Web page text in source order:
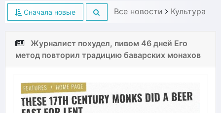
Сначала новые Все новости Культура
Журналист похудел, пивом 46 дней Его
метод повторил традицию баварских монахов